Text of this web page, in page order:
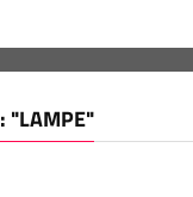
"LAMPE"